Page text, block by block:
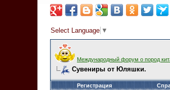
Select Language ▼
Международный форум о пород
Сувениры от Юляшки.
Регистрация